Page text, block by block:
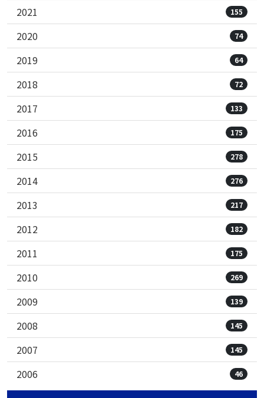
2021 155
2020 74
2019 64
2018 72
2017 133
2016 175
2015 278
2014 276
2013 217
2012 182
2011 175
2010 269
2009 139
2008 145
2007 145
2006 46